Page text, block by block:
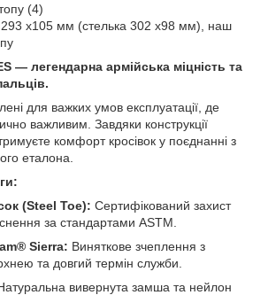
(4)
293 х105 мм (стелька 302 х98 мм), наш
— легендарна армійська міцність та
для важких умов експлуатації, де
важливим. Завдяки конструкції
комфорт кросівок у поєднанні з
еталона.
(Steel Toe): Сертифікований захист
за стандартами ASTM.
Sierra: Виняткове зчеплення з
та довгий термін служби.
вивернута замша та нейлон